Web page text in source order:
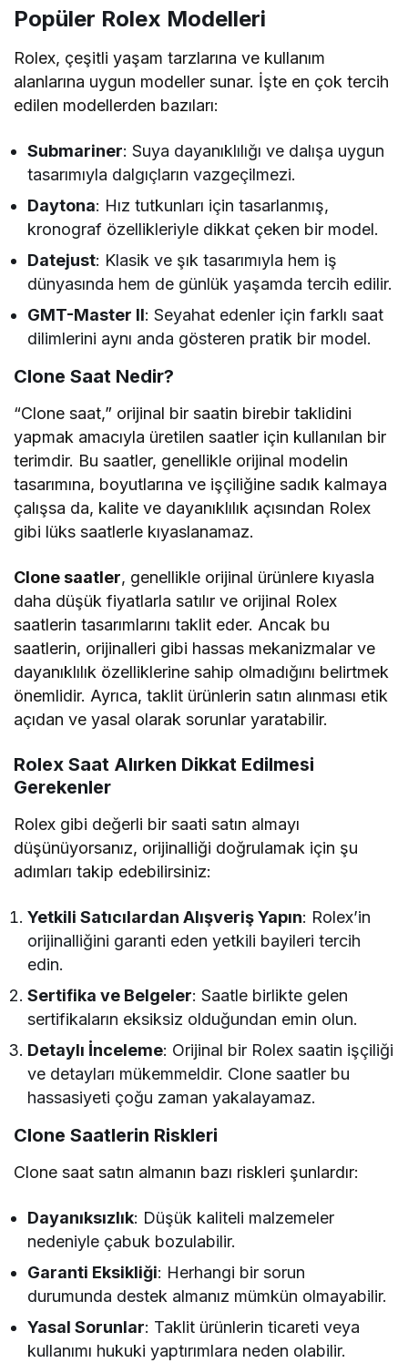
Popüler Rolex Modelleri
Rolex, çeşitli yaşam tarzlarına ve kullanım
alanlarına uygun modeller sunar. İşte en çok tercih
edilen modellerden bazıları:
Submariner: Suya dayanıklılığı ve dalışa uygun
tasarımıyla dalgıçların vazgeçilmezi.
Daytona: Hız tutkunları için tasarlanmış,
kronograf özellikleriyle dikkat çeken bir model.
Datejust: Klasik ve şık tasarımıyla hem iş
dünyasında hem de günlük yaşamda tercih edilir.
GMT-Master II: Seyahat edenler için farklı saat
dilimlerini aynı anda gösteren pratik bir model.
Clone Saat Nedir?
“Clone saat,” orijinal bir saatin birebir taklidini
yapmak amacıyla üretilen saatler için kullanılan bir
terimdir. Bu saatler, genellikle orijinal modelin
tasarımına, boyutlarına ve işçiliğine sadık kalmaya
çalışsa da, kalite ve dayanıklılık açısından Rolex
gibi lüks saatlerle kıyaslanamaz.
Clone saatler, genellikle orijinal ürünlere kıyasla
daha düşük fiyatlarla satılır ve orijinal Rolex
saatlerin tasarımlarını taklit eder. Ancak bu
saatlerin, orijinalleri gibi hassas mekanizmalar ve
dayanıklılık özelliklerine sahip olmadığını belirtmek
önemlidir. Ayrıca, taklit ürünlerin satın alınması etik
açıdan ve yasal olarak sorunlar yaratabilir.
Rolex Saat Alırken Dikkat Edilmesi
Gerekenler
Rolex gibi değerli bir saati satın almayı
düşünüyorsanız, orijinalliği doğrulamak için şu
adımları takip edebilirsiniz:
Yetkili Satıcılardan Alışveriş Yapın: Rolex’in
orijinalliğini garanti eden yetkili bayileri tercih
edin.
Sertifika ve Belgeler: Saatle birlikte gelen
sertifikaların eksiksiz olduğundan emin olun.
Detaylı İnceleme: Orijinal bir Rolex saatin işçiliği
ve detayları mükemmeldir. Clone saatler bu
hassasiyeti çoğu zaman yakalayamaz.
Clone Saatlerin Riskleri
Clone saat satın almanın bazı riskleri şunlardır:
Dayanıksızlık: Düşük kaliteli malzemeler
nedeniyle çabuk bozulabilir.
Garanti Eksikliği: Herhangi bir sorun
durumunda destek almanız mümkün olmayabilir.
Yasal Sorunlar: Taklit ürünlerin ticareti veya
kullanımı hukuki yaptırımlara neden olabilir.